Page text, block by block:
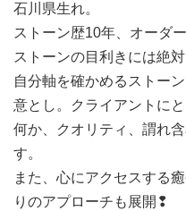
石川県生れ。
ストーン歴10年、オーダ
ストーンの目利きには絶
自分軸を確かめるストー
意とし。クライアントに
何か、クオリティ、謂れ
す。
また、心にアクセスする
りのアプローチも展開❢